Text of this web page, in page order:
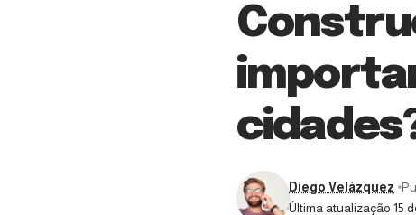
Última atualização 15
Diego Velázquez